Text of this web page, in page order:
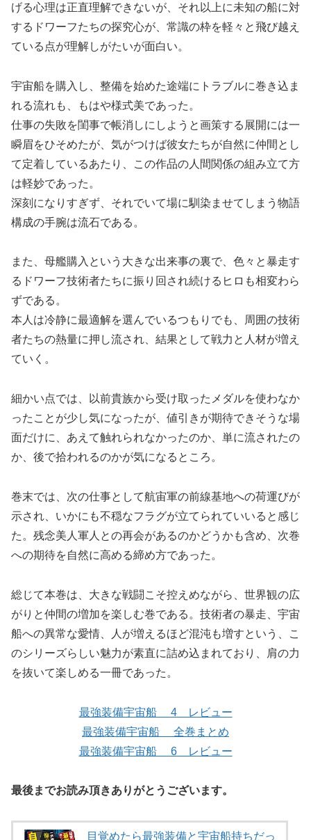
げる心理は正直理解できないが、それ以上に未知の船に対
するドワーフたちの探究心が、常識の枠を軽々と飛び越え
ている点が理解しがたいが面白い。
宇宙船を購入し、整備を始めた途端にトラブルに巻き込ま
れる流れも、もはや様式美であった。
仕事の失敗を閨事で帳消しにしようと画策する展開には一
瞬眉をひそめたが、気がつけば彼女たちが自然に仲間とし
て定着しているあたり、この作品の人間関係の組み立て方
は軽妙であった。
深刻になりすぎず、それでいて場に馴染ませてしまう物語
構成の手腕は流石である。
また、母艦購入という大きな出来事の裏で、色々と暴走す
るドワーフ技術者たちに振り回され続けるヒロも相変わら
ずである。
本人は冷静に最適解を選んでいるつもりでも、周囲の技術
者たちの熱量に押し流され、結果として戦力と人材が増え
ていく。
細かい点では、以前貴族から受け取ったメダルを使わなか
ったことが少し気になったが、値引きが期待できそうな場
面だけに、あえて触れられなかったのか、単に流されたの
か、後で拾われるのかが気になるところ。
巻末では、次の仕事として航宙軍の前線基地への荷運びが
示され、いかにも不穏なフラグが立てられていいると感じ
た。残念美人軍人との再会があるのかどうかも含め、次巻
への期待を自然に高める締め方であった。
総じて本巻は、大きな戦闘こそ控えめながら、世界観の広
がりと仲間の増加を楽しむ巻である。技術者の暴走、宇宙
船への異常な愛情、人が増えるほど混沌も増すという、こ
のシリーズらしい魅力が素直に詰め込まれており、肩の力
を抜いて楽しめる一冊であった。
最強装備宇宙船 4 レビュー
最強装備宇宙船 全巻まとめ
最強装備宇宙船 6 レビュー
最後までお読み頂きありがとうございます。
目覚めたら最強装備と宇宙船持ちだっ